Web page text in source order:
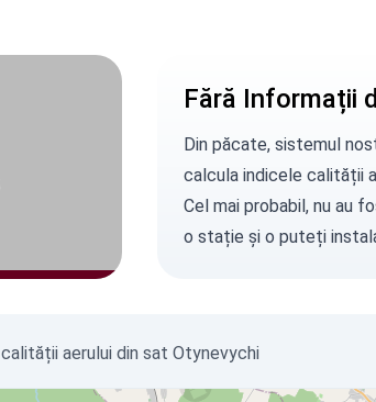
Fără Informații
Din păcate, sistemul
calcula indicele calității
Cel mai probabil, nu au
o stație și o puteți
aerului din sat Otynevychi